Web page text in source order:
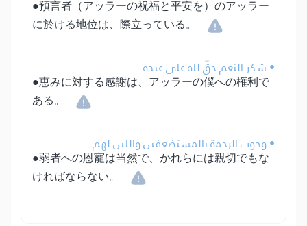
●預言者（アッラーの祝福と平安を）のアッラー
に於ける地位は、際立っている。
• شكر النعم حقّ لله على عبده.
●恵みに対する感謝は、アッラーの僕への権利で
ある。
• وجوب الرحمة بالمستضعفين واللين لهم.
●弱者への恩寵は当然で、かれらには親切でもな
ければならない。